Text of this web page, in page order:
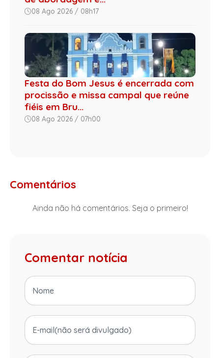
08 Ago 2026 / 08h17
Festa do Bom Jesus é encerrada com
procissão e missa campal que reúne
fiéis em Bru...
08 Ago 2026 / 07h00
Comentários
Ainda não há comentários. Seja o primeiro!
Comentar notícia